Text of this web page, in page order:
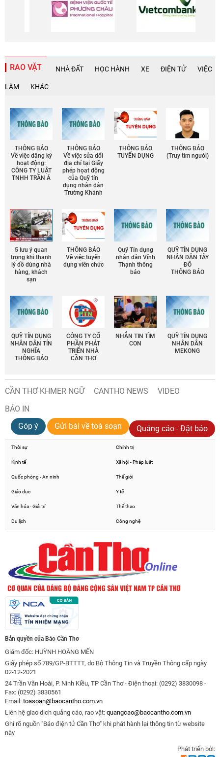
RAO VẶT NHÀ ĐẤT HỌC HÀNH XE ĐIỆN TỬ VIỆC
LÀM KHÁC
THÔNG BÁO
Về việc đăng ký
hoạt động:
CÔNG TY LUẬT
TNHH TRẦN Á
THÔNG BÁO
Về việc sửa đổi
địa chỉ tại Giấy
phép họat động
của Quỹ tín
dụng nhân dân
Trường Khánh
THÔNG BÁO
TUYỂN DỤNG
THÔNG BÁO
(Truy tìm người)
5 lưu ý quan
trọng khi thanh
lý đồ dùng nhà
hàng, khách
sạn
THÔNG BÁO
Về việc tuyển
dụng viên chức
Quỹ Tín dụng
nhân dân Vĩnh
Thạnh thông
báo
QUỸ TÍN DỤNG
NHÂN DÂN TÂY
ĐÔ
THÔNG BÁO
QUỸ TÍN DỤNG
NHÂN DÂN TÍN
NGHĨA
THÔNG BÁO
CÔNG TY CỔ
PHẦN PHÁT
TRIỂN NHÀ
CẦN THƠ
NHẮN TIN TÌM
CON
QUỸ TÍN DỤNG
NHÂN DÂN
MEKONG
CẦN THƠ KHMER NGỮ CANTHO NEWS
VIDEO
BÁO IN
Góp ý
Gửi bài về toà soạn Quảng cáo - Đặt báo
Thời sự Chính trị
Kinh tế Xã hội - Pháp luật
Quốc phòng - An ninh Thế giới
Giáo dục Y tế
Văn hóa - Giải trí Thể thao
Du lịch Công nghệ
Bản quyền của Báo Cần Thơ
Giám đốc: HUỲNH HOÀNG MẾN
Giấy phép số 789/GP-BTTTT, do Bộ Thông Tin và Truyền Thông cấp ngày
02-12-2021
24 Trần Văn Hoài, P. Ninh Kiều, TP Cần Thơ - Điện thoại: (0292) 3830098 -
Fax: (0292) 3830561
Email: toasoan@baocantho.com.vn
Liên hệ giao dịch quảng cáo, rao vặt: quangcao@baocantho.com.vn
Ghi rõ nguồn "Báo điện tử Cần Thơ" khi phát hành lại thông tin từ website
này
Phát triển bởi: